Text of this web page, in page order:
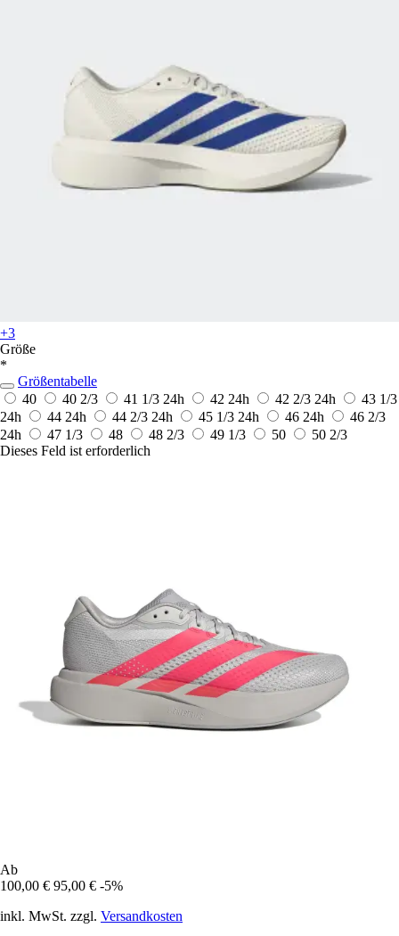
+3
Größe
*
Größentabelle
40
40 2/3 41 1/3 24h 42 24h 42 2/3 24h
43 1/3
24h
44 24h 44 2/3 24h 45 1/3 24h 46 24h
46 2/3
24h
47 1/3 48 48 2/3 49 1/3 50
50 2/3
Dieses Feld ist erforderlich
Ab
100,00 € 95,00 € -5%
inkl. MwSt. zzgl. Versandkosten